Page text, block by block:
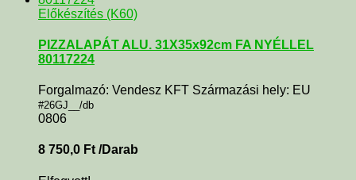
Előkészítés (K60)
PIZZALAPÁT ALU. 31X35x92cm FA NYÉLLEL
80117224
Forgalmazó: Vendesz KFT Származási hely: EU
#26GJ__/db
0806
8 750,0 Ft /Darab